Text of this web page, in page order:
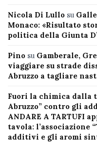
Nicola Di Lullo su
Monaco: «Risultato
politica della Giunta
Pino su Gamberale,
viaggiare su strade
Abruzzo a tagliare
Fuori la chimica dalla
Abruzzo” contro gli
ANDARE A TARTUFI
tavola: l’associazione
additivi e gli aromi